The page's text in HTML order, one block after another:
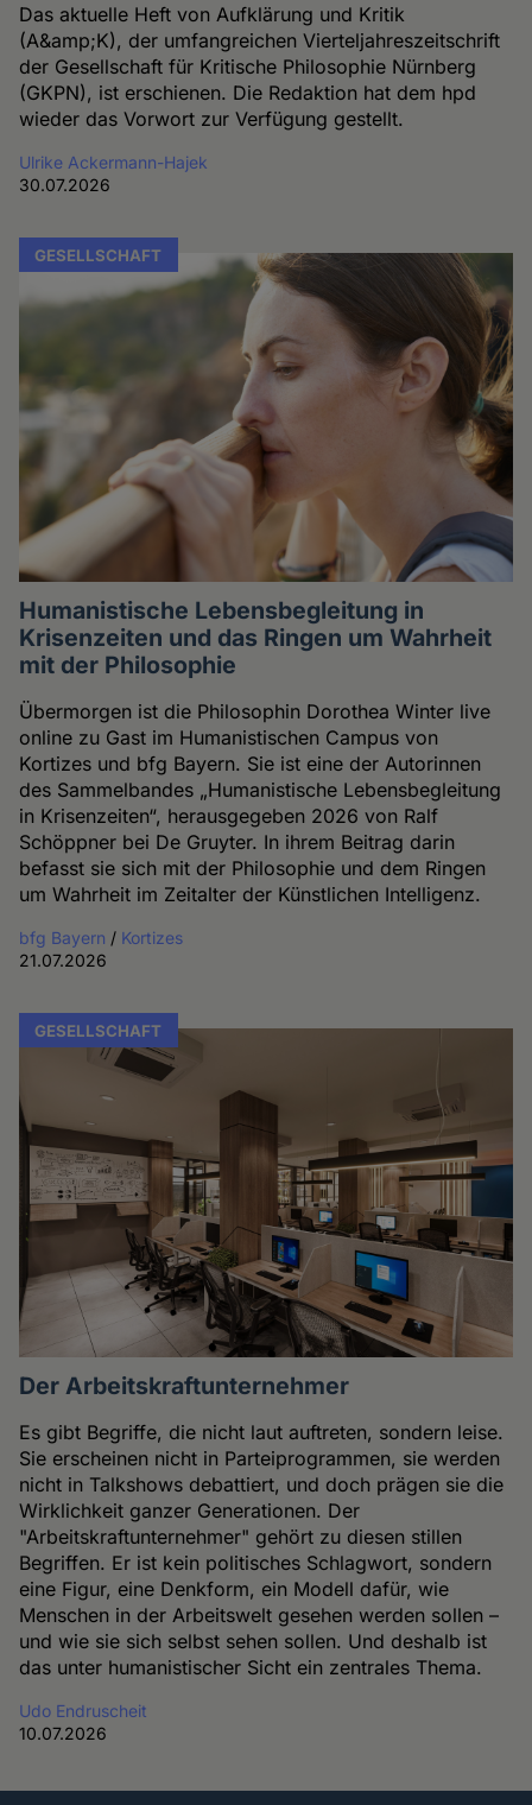
Das aktuelle Heft von Aufklärung und Kritik
(A&amp;K), der umfangreichen Vierteljahreszeitschrift
der Gesellschaft für Kritische Philosophie Nürnberg
(GKPN), ist erschienen. Die Redaktion hat dem hpd
wieder das Vorwort zur Verfügung gestellt.
Ulrike Ackermann-Hajek
30.07.2026
GESELLSCHAFT
Humanistische Lebensbegleitung in
Krisenzeiten und das Ringen um Wahrheit
mit der Philosophie
Übermorgen ist die Philosophin Dorothea Winter live
online zu Gast im Humanistischen Campus von
Kortizes und bfg Bayern. Sie ist eine der Autorinnen
des Sammelbandes „Humanistische Lebensbegleitung
in Krisenzeiten“, herausgegeben 2026 von Ralf
Schöppner bei De Gruyter. In ihrem Beitrag darin
befasst sie sich mit der Philosophie und dem Ringen
um Wahrheit im Zeitalter der Künstlichen Intelligenz.
bfg Bayern / Kortizes
21.07.2026
GESELLSCHAFT
Der Arbeitskraftunternehmer
Es gibt Begriffe, die nicht laut auftreten, sondern leise.
Sie erscheinen nicht in Parteiprogrammen, sie werden
nicht in Talkshows debattiert, und doch prägen sie die
Wirklichkeit ganzer Generationen. Der
"Arbeitskraftunternehmer" gehört zu diesen stillen
Begriffen. Er ist kein politisches Schlagwort, sondern
eine Figur, eine Denkform, ein Modell dafür, wie
Menschen in der Arbeitswelt gesehen werden sollen –
und wie sie sich selbst sehen sollen. Und deshalb ist
das unter humanistischer Sicht ein zentrales Thema.
Udo Endruscheit
10.07.2026